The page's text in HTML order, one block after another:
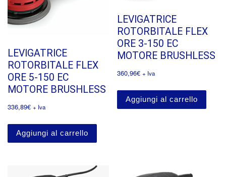
LEVIGATRICE
ROTORBITALE FLEX
ORE 5-150 EC
MOTORE BRUSHLESS
336,89€ + Iva
Aggiungi al carrello
LEVIGATRICE
ROTORBITALE FLEX
ORE 3-150 EC
MOTORE BRUSHLESS
360,96€ + Iva
Aggiungi al carrello